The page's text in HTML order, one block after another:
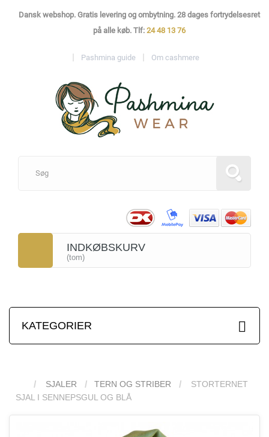
Dansk webshop. Gratis levering og ombytning. 28 dages fortrydelsesret
på alle køb. Tlf: 24 48 13 76
Pashmina guide Om cashmere
INDKØBSKURV
(tom)
KATEGORIER
SJALER TERN OG STRIBER
STORTERNET
SJAL I SENNEPSGUL OG BLÅ